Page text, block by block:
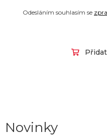
Odesláním souhlasím se
Novinky